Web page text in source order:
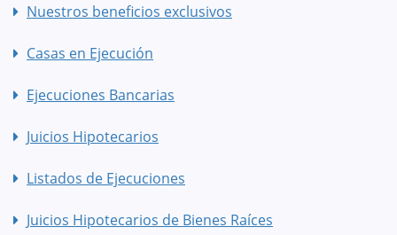
Nuestros beneficios exclusivos
Casas en Ejecución
Ejecuciones Bancarias
Juicios Hipotecarios
Listados de Ejecuciones
Juicios Hipotecarios de Bienes Raíces